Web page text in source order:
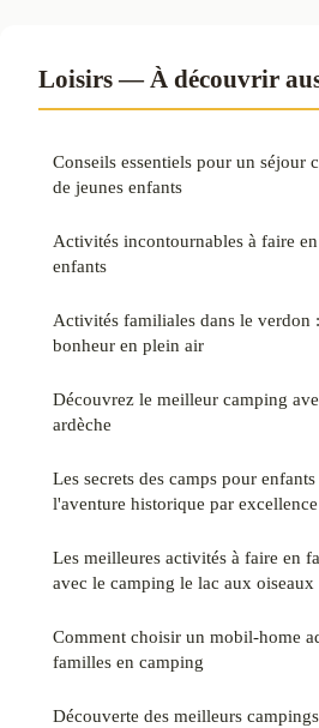
Loisirs — À découvrir
Conseils essentiels pour un séjour
de jeunes enfants
Activités incontournables à faire
enfants
Activités familiales dans le verdon
bonheur en plein air
Découvrez le meilleur camping
ardèche
Les secrets des camps pour
l'aventure historique par
Les meilleures activités à faire en
avec le camping le lac aux oiseaux
Comment choisir un mobil-home
familles en camping
Découverte des meilleurs